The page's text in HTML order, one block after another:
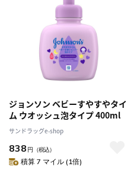
ジョンソン ベビーすやすやタイ
ム ウオッシュ泡タイプ 400ml
サンドラッグe-shop
838 円 （税込）
積算 7 マイル (1倍)